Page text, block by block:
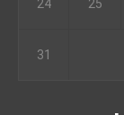
24 25
31